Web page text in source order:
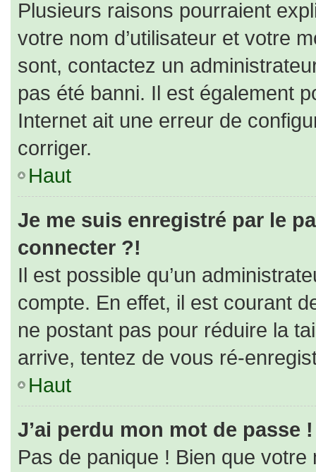
Plusieurs raisons pourraient
votre nom d’utilisateur et votre
sont, contactez un
pas été banni. Il est également
Internet ait une erreur de
corriger.
Haut
Je me suis enregistré par le
connecter ?!
Il est possible qu’un
compte. En effet, il est courant
ne postant pas pour réduire la
arrive, tentez de vous ré-
Haut
J’ai perdu mon mot de passe !
Pas de panique ! Bien que